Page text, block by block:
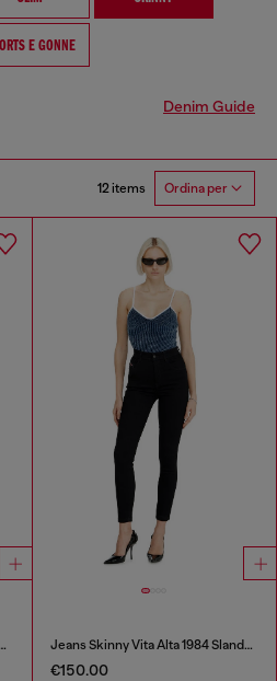
E GONNE
Denim Guide
12 items Ordina per
Jeans Skinny Vita Media 2017 Slandy Jeans Skinny Vita Alta 1984 Slandy-High
€150.00